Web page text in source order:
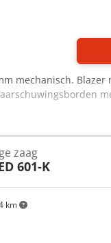
mechanisch. Blazer
km
zaag
601-K